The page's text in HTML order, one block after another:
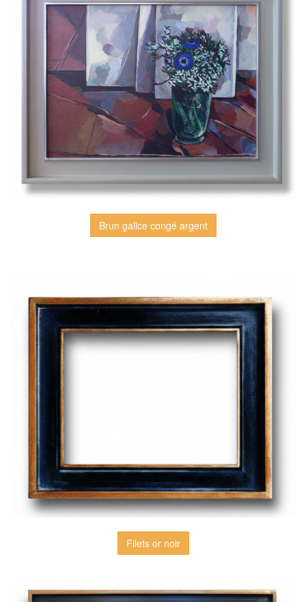
Brun galice congé argent
Filets or noir